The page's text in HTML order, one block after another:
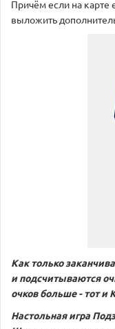
Причём если на карте
выложить
Как только
и подсчитываются
очков больше - тот и
Настольная игра